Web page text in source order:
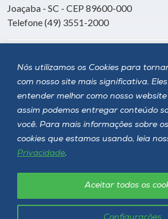
Nós utilizamos os Cookies para
com nosso site mais significativa.
entender melhor como nosso
assim podemos entregar conteúdo
você. Para mais informações sobre
cookies que estamos usando, leia
Privacidade.
Configurações
Aceitar todos os
Joaçaba - SC - CEP 89600-000
Telefone (49) 3551-2000
Siga a Unoesc
Unoesc © 2026 - Todos os direitos reservados
Política de privacidade LGPD